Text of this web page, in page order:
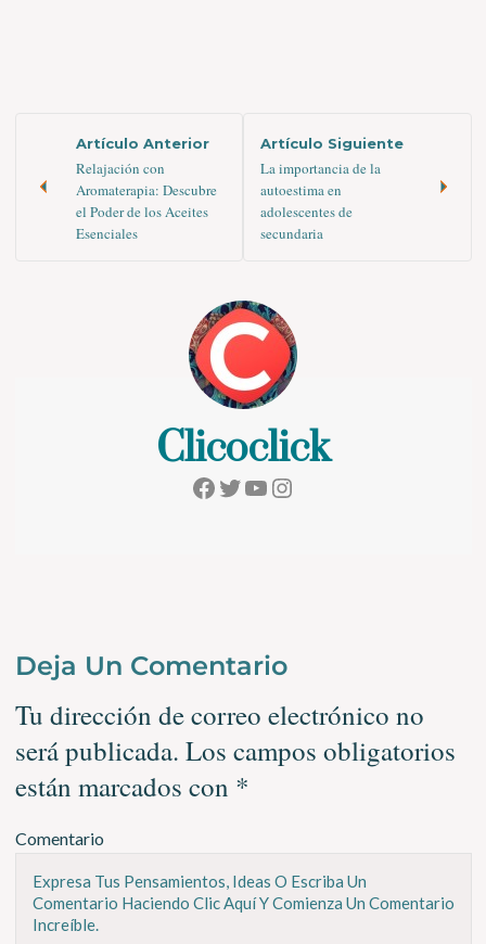
Artículo Anterior
Relajación con
Aromaterapia: Descubre
el Poder de los Aceites
Esenciales
Artículo Siguiente
La importancia de la
autoestima en
adolescentes de
secundaria
Clicoclick
Facebook
Twitter
YouTube
Instagram
Deja Un Comentario
Tu dirección de correo electrónico no
será publicada. Los campos obligatorios
están marcados con *
Comentario